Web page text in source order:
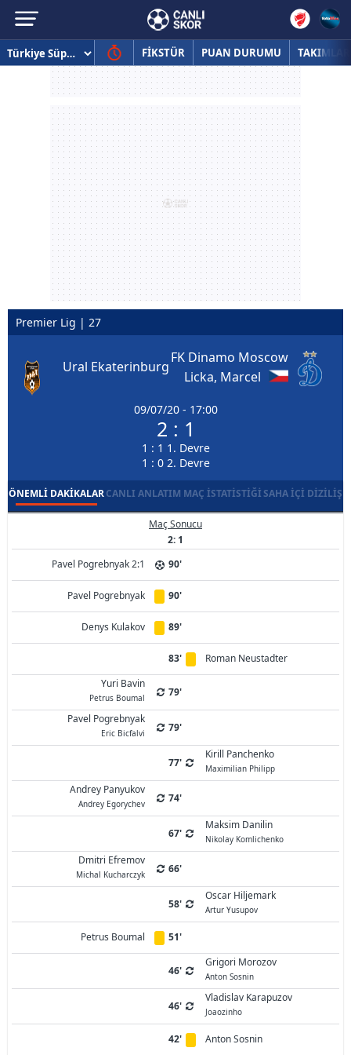
FİKSTÜR PUAN DURUMU TAKIMLAR
Premier Lig | 27
Ural Ekaterinburg
09/07/20 - 17:00
2 : 1
1 : 1 1. Devre
1 : 0 2. Devre
FK Dinamo Moscow
Licka, Marcel
ÖNEMLI DAKIKALARCANLI ANLATIM MAÇ İSTATISTIĞISAHA İÇI DIZILIŞ
Maç Sonucu
2: 1
Pavel Pogrebnyak 2:1
90'
Pavel Pogrebnyak 90'
Denys Kulakov 89'
83'
Roman Neustadter
Yuri Bavin
Petrus Boumal
79'
Pavel Pogrebnyak
Eric Bicfalvi 79'
77'
Kirill Panchenko
Maximilian Philipp
Andrey Panyukov
Andrey Egorychev 74'
67'
Maksim Danilin
Nikolay Komlichenko
Dmitri Efremov
Michal Kucharczyk 66'
58'
Oscar Hiljemark
Artur Yusupov
Petrus Boumal 51'
46'
Grigori Morozov
Anton Sosnin
46'
Vladislav Karapuzov
Joaozinho
42' Anton Sosnin